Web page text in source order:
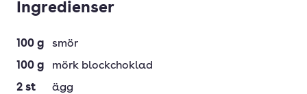
Ingredienser
100 g
smör
100 g
mörk blockchoklad
2 st
ägg